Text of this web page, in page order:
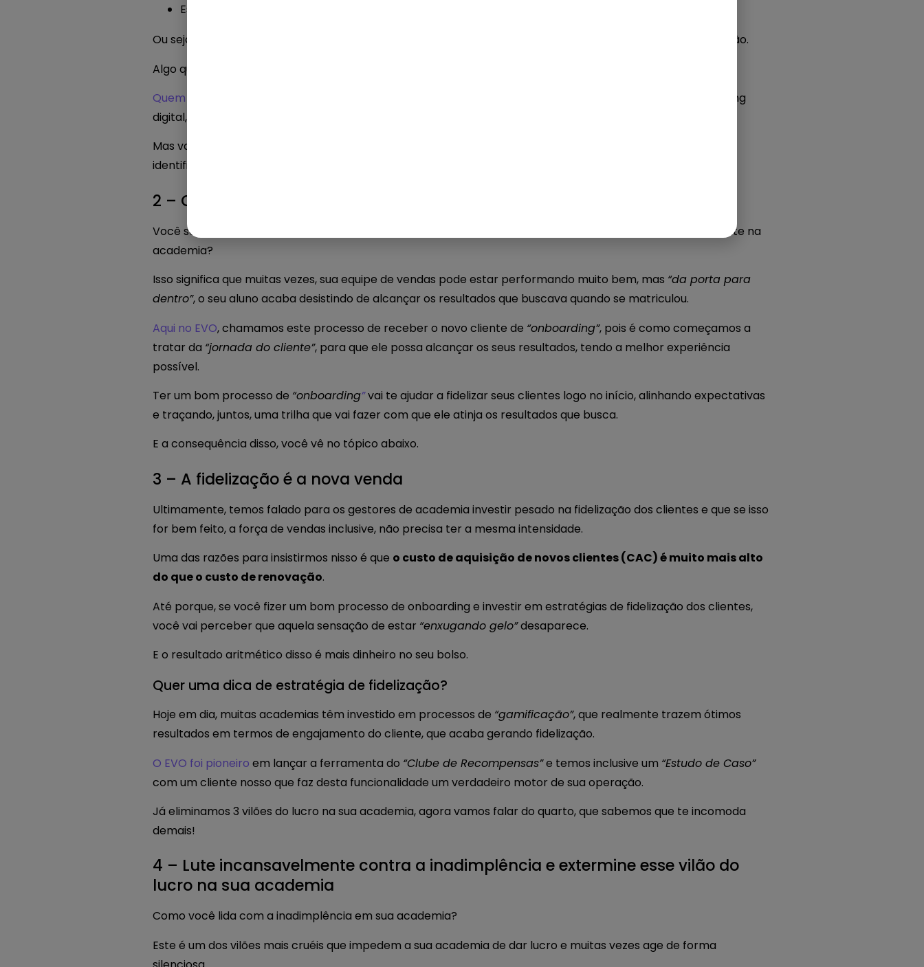
Estratégias ultrapassadas de vendas
Ou seja, só com essa lista, você já tem uma série de itens que podem ser investigados dentro de sua operação.
Algo que você deveria investir é na
Quem é cliente EVO, já tem a ferramenta integrada ao sistema
e consegue, com um bom plano de marketing
digital,
Mas vamos voltar a falar sobre o que pode estar acontecendo se você vende bem, continue lendo para
identificar outro vilão do seu lucro.
2 – Como o seu novo aluno é recebido em sua academia?
Você sabia que
do cliente na
academia?
Isso significa que muitas vezes, sua equipe de vendas pode estar performando muito bem, mas “da porta para
dentro”, o seu aluno acaba desistindo de alcançar os resultados que buscava quando se matriculou.
Aqui no EVO, chamamos este processo de receber o novo cliente de “onboarding”, pois é como começamos a
tratar da “jornada do cliente”, para que ele possa alcançar os seus resultados, tendo a melhor experiência
possível.
Ter um bom processo de “onboarding”vai te ajudar a fidelizar seus clientes logo no início, alinhando expectativas
e traçando, juntos, uma trilha que vai fazer com que ele atinja os resultados que busca.
E a consequência disso, você vê no tópico abaixo.
3 – A fidelização é a nova venda
Ultimamente, temos falado para os gestores de academia investir pesado na fidelização dos clientes e que se isso
for bem feito, a força de vendas inclusive, não precisa ter a mesma intensidade.
Uma das razões para insistirmos nisso é que o custo de aquisição de novos clientes (CAC) é muito mais alto
do que o custo de renovação.
Até porque, se você fizer um bom processo de onboarding e investir em estratégias de fidelização dos clientes,
você vai perceber que aquela sensação de estar “enxugando gelo”desaparece.
E o resultado aritmético disso é mais dinheiro no seu bolso.
Quer uma dica de estratégia de fidelização?
Hoje em dia, muitas academias têm investido em processos de “gamificação”, que realmente trazem ótimos
resultados em termos de engajamento do cliente, que acaba gerando fidelização.
O EVO foi pioneiro em lançar a ferramenta do “Clube de Recompensas”e temos inclusive um “Estudo de Caso”
com um cliente nosso que faz desta funcionalidade um verdadeiro motor de sua operação.
Já eliminamos 3 vilões do lucro na sua academia, agora vamos falar do quarto, que sabemos que te incomoda
demais!
4 – Lute incansavelmente contra a inadimplência e extermine esse vilão do
lucro na sua academia
Como você lida com a inadimplência em sua academia?
Este é um dos vilões mais cruéis que impedem a sua academia de dar lucro e muitas vezes age de forma